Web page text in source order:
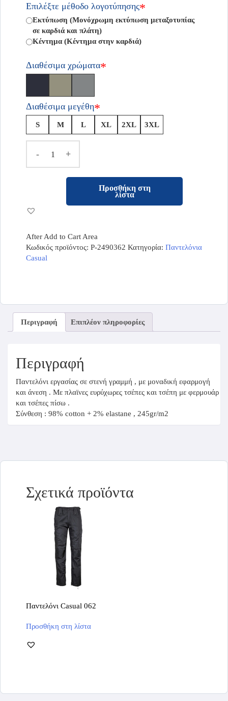
*
Επιλέξτε μέθοδο λογοτύπησης
Εκτύπωση (Μονόχρωμη εκτύπωση μεταξοτυπίας
σε καρδιά και πλάτη)
Κέντημα (Κέντημα στην καρδιά)
*
Διαθέσιμα χρώματα
*
Διαθέσιμα μεγέθη
S M L XL 2XL 3XL
- +
Προσθήκη στη
λίστα
After Add to Cart Area
Κωδικός προϊόντος: P-2490362 Κατηγορία: Παντελόνια
Casual
Περιγραφή Επιπλέον πληροφορίες
Περιγραφή
Παντελόνι εργασίας σε στενή γραμμή , με μοναδική εφαρμογή
και άνεση . Με πλαϊνες ευρύχωρες τσέπες και τσέπη με φερμουάρ
και τσέπες πίσω .
Σύνθεση : 98% cotton + 2% elastane , 245gr/m2
Σχετικά προϊόντα
Παντελόνι Casual 062
Προσθήκη στη λίστατο
επιλογές